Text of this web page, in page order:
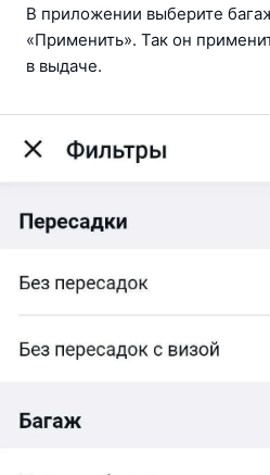
В приложении выберите
«Применить». Так он
в выдаче.